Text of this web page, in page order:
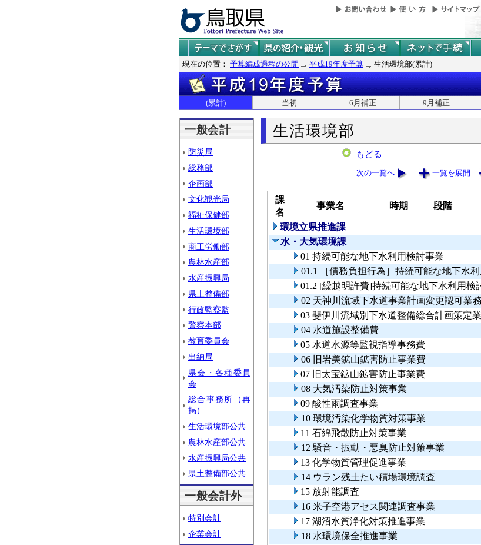
現在の位置： 予算編成過程の公開 平成19年度予算 生活環境部(累計)
(累計) 当初 6月補正 9月補正
一般会計
防災局
総務部
企画部
文化観光局
福祉保健部
生活環境部
商工労働部
農林水産部
水産振興局
県土整備部
行政監察監
警察本部
教育委員会
出納局
県会・各種委員
会
総合事務所（再
掲）
生活環境部公共
農林水産部公共
水産振興局公共
県土整備部公共
一般会計外
特別会計
企業会計
生活環境部
もどる
次の一覧へ 一覧を展開
課
名
事業名 時期 段階
環境立県推進課
水・大気環境課
01 持続可能な地下水利用検討事業
01.1 ［債務負担行為］持続可能な地下水
01.2 [繰越明許費]持続可能な地下水利用検
02 天神川流域下水道事業計画変更認可業務
03 斐伊川流域別下水道整備総合計画策定
04 水道施設整備費
05 水道水源等監視指導事務費
06 旧岩美鉱山鉱害防止事業費
07 旧太宝鉱山鉱害防止事業費
08 大気汚染防止対策事業
09 酸性雨調査事業
10 環境汚染化学物質対策事業
11 石綿飛散防止対策事業
12 騒音・振動・悪臭防止対策事業
13 化学物質管理促進事業
14 ウラン残土たい積場環境調査
15 放射能調査
16 米子空港アセス関連調査事業
17 湖沼水質浄化対策推進事業
18 水環境保全推進事業